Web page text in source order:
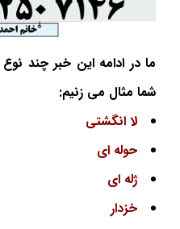
ما در ادامه این خبر چند نوع
شما مثال می زنیم:
لا انگشتی
حوله ای
ژله ای
خزدار